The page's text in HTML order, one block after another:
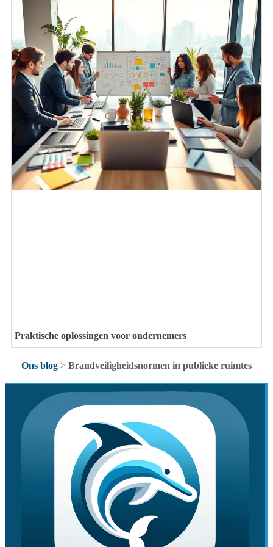
Praktische oplossingen voor ondernemers
Ons blog > Brandveiligheidsnormen in publieke ruimtes